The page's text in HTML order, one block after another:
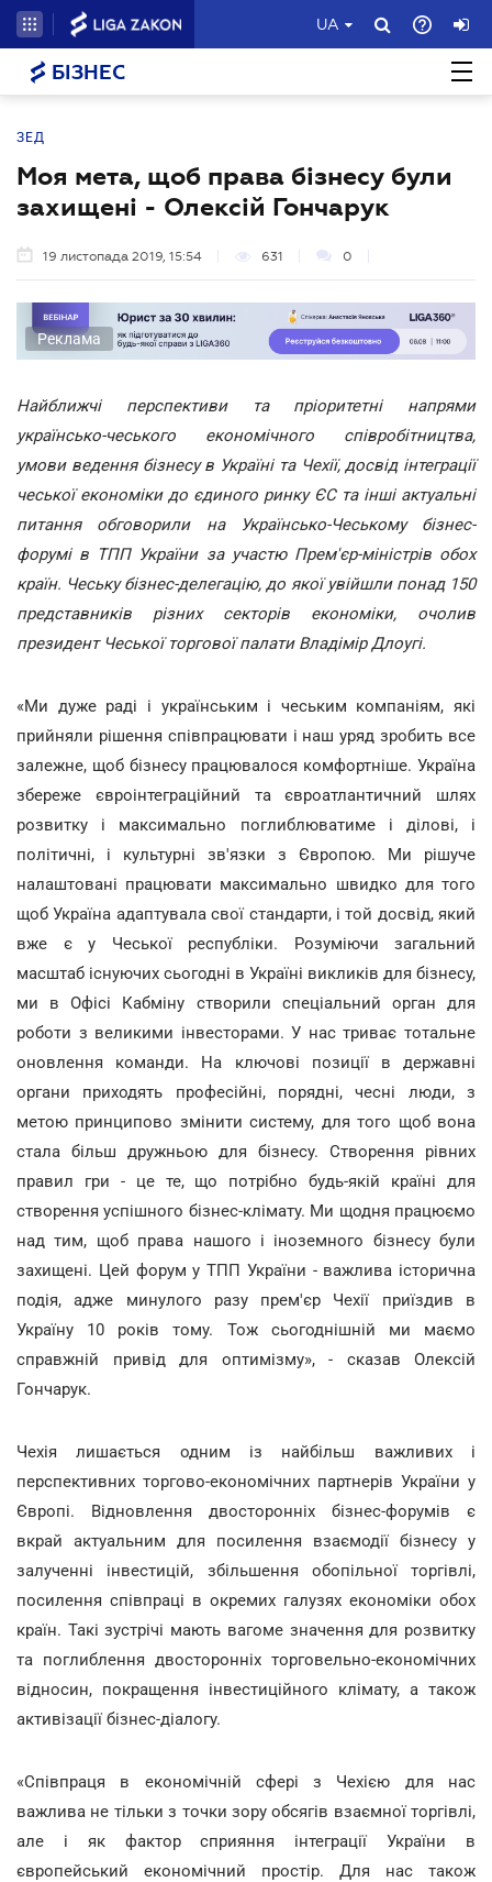
UA
БІЗНЕС
ЗЕД
Моя мета, щоб права бізнесу були
захищені - Олексій Гончарук
19 листопада 2019, 15:54 631 0
Реклама
Найближчі перспективи та пріоритетні напрями
українсько-чеського економічного співробітництва,
умови ведення бізнесу в Україні та Чехії, досвід інтеграції
чеської економіки до єдиного ринку ЄС та інші актуальні
питання обговорили на Українсько-Чеському бізнес-
форумі в ТПП України за участю Прем'єр-міністрів обох
країн. Чеську бізнес-делегацію, до якої увійшли понад 150
представників різних секторів економіки, очолив
президент Чеської торгової палати Владімір Длоугі.
«Ми дуже раді і українським і чеським компаніям, які
прийняли рішення співпрацювати і наш уряд зробить все
залежне, щоб бізнесу працювалося комфортніше. Україна
збереже євроінтеграційний та євроатлантичний шлях
розвитку і максимально поглиблюватиме і ділові, і
політичні, і культурні зв'язки з Європою. Ми рішуче
налаштовані працювати максимально швидко для того
щоб Україна адаптувала свої стандарти, і той досвід, який
вже є у Чеської республіки. Розуміючи загальний
масштаб існуючих сьогодні в Україні викликів для бізнесу,
ми в Офісі Кабміну створили спеціальний орган для
роботи з великими інвесторами. У нас триває тотальне
оновлення команди. На ключові позиції в державні
органи приходять професійні, порядні, чесні люди, з
метою принципово змінити систему, для того щоб вона
стала більш дружньою для бізнесу. Створення рівних
правил гри - це те, що потрібно будь-якій країні для
створення успішного бізнес-клімату. Ми щодня працюємо
над тим, щоб права нашого і іноземного бізнесу були
захищені. Цей форум у ТПП України - важлива історична
подія, адже минулого разу прем'єр Чехії приїздив в
Україну 10 років тому. Тож сьогоднішній ми маємо
справжній привід для оптимізму», - сказав Олексій
Гончарук.
Чехія лишається одним із найбільш важливих і
перспективних торгово-економічних партнерів України у
Європі. Відновлення двосторонніх бізнес-форумів є
вкрай актуальним для посилення взаємодії бізнесу у
залученні інвестицій, збільшення обопільної торгівлі,
посилення співпраці в окремих галузях економіки обох
країн. Такі зустрічі мають вагоме значення для розвитку
та поглиблення двосторонніх торговельно-економічних
відносин, покращення інвестиційного клімату, а також
активізації бізнес-діалогу.
«Співпраця в економічній сфері з Чехією для нас
важлива не тільки з точки зору обсягів взаємної торгівлі,
але і як фактор сприяння інтеграції України в
європейський економічний простір. Для нас також